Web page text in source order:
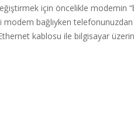
için öncelikle modemin
bağlıyken telefonunuzdan
kablosu ile bilgisayar